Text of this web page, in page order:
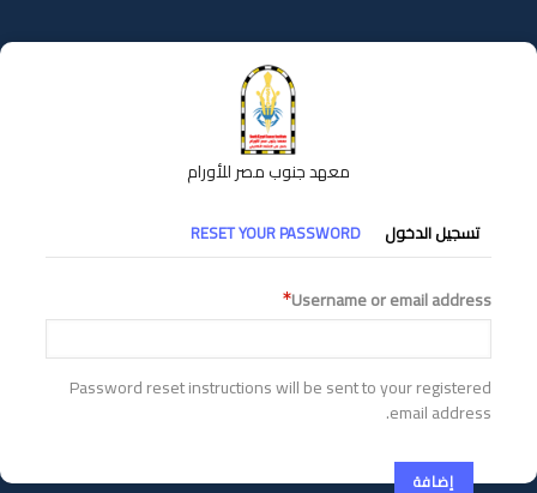
إلى
المحتوى
معهد جنوب مصر للأورام
التبويبات
الأساسية
تسجيل الدخول RESET YOUR PASSWORD
Username or email address
Password reset instructions will be sent to your registered
email address.